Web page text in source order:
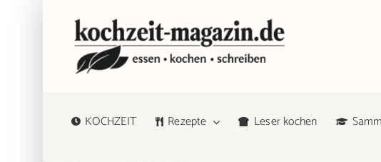
KOCHZEIT Rezepte Leser kochen